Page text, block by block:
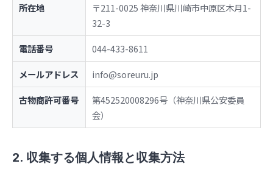
所在地
〒211-0025 神奈川県川崎市中原区木月1-
32-3
電話番号
044-433-8611
メールアドレス
info@soreuru.jp
古物商許可番号
第452520008296号（神奈川県公安委員
会）
2. 収集する個人情報と収集方法